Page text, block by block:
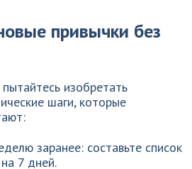
привычки без
изобретать
шаги, которые
заранее: составьте список
7 дней.